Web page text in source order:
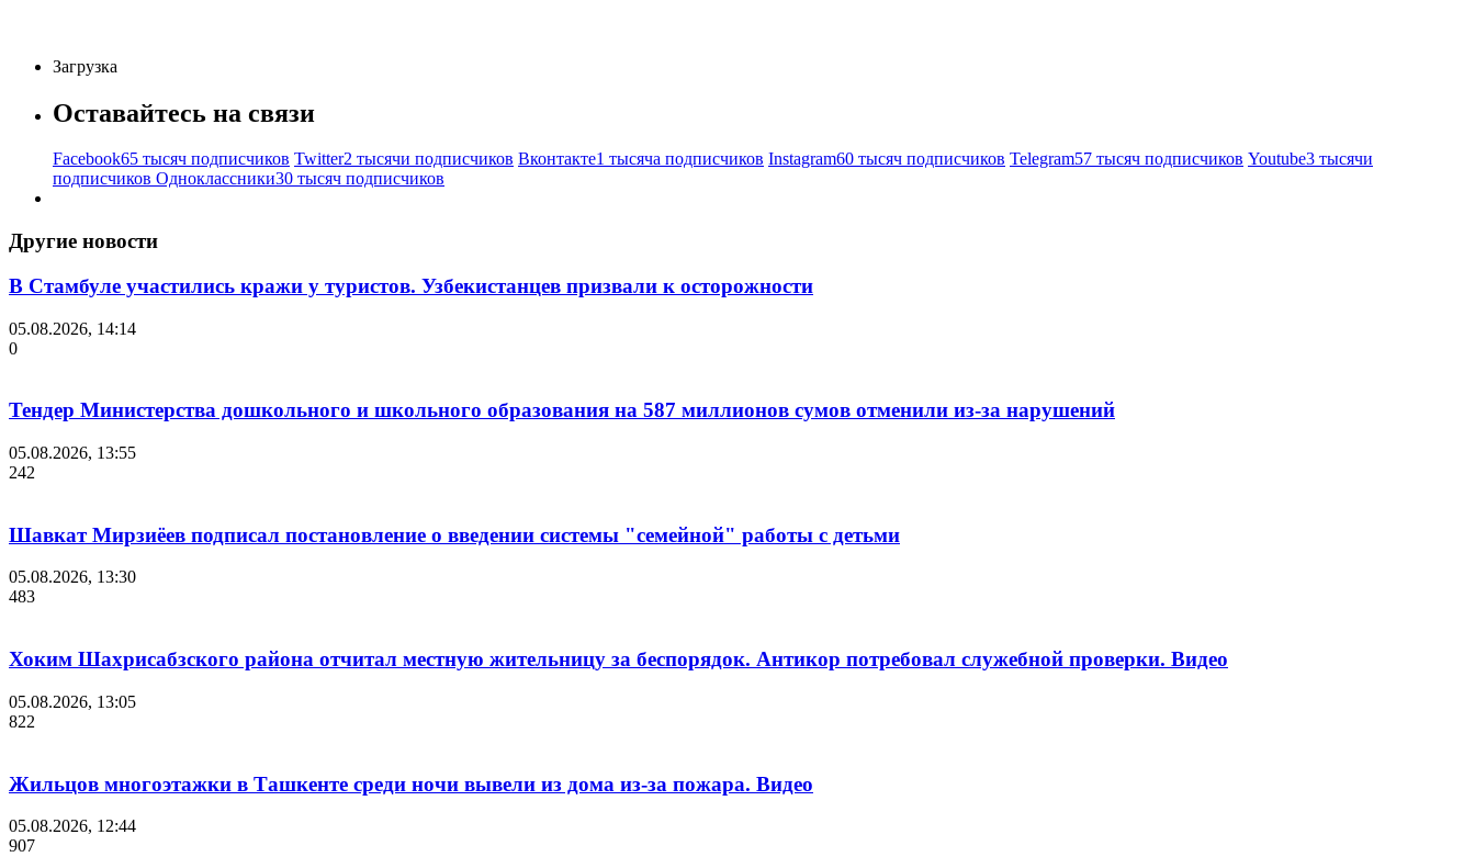
Загрузка
Оставайтесь на связи
Facebook65 тысяч подписчиков Twitter2 тысячи подписчиков Вконтакте1 тысяча подписчиков Instagram60 тысяч подписчиков Telegram57 тысяч подписчиков Youtube3 тысячи
подписчиков Одноклассники30 тысяч подписчиков
Другие новости
В Стамбуле участились кражи у туристов. Узбекистанцев призвали к осторожности
05.08.2026, 14:14
0
Тендер Министерства дошкольного и школьного образования на 587 миллионов сумов отменили из-за нарушений
05.08.2026, 13:55
242
Шавкат Мирзиёев подписал постановление о введении системы "семейной" работы с детьми
05.08.2026, 13:30
483
Хоким Шахрисабзского района отчитал местную жительницу за беспорядок. Антикор потребовал служебной проверки. Видео
05.08.2026, 13:05
822
Жильцов многоэтажки в Ташкенте среди ночи вывели из дома из-за пожара. Видео
05.08.2026, 12:44
907